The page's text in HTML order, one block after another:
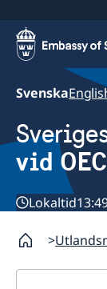
Svenska
vid
Lokaltid